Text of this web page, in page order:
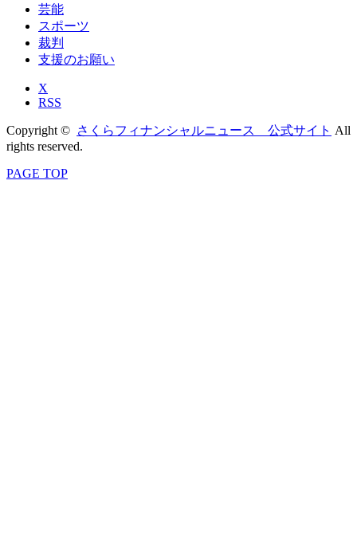
芸能
スポーツ
裁判
支援のお願い
X
RSS
Copyright © さくらフィナンシャルニュース 公式サイト All
rights reserved.
PAGE TOP